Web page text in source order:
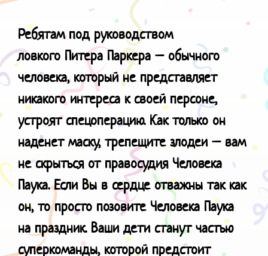
Ребятам под руководством
ловкого Питера Паркера – обычного
человека, который не представляет
никакого интереса к своей персоне,
устроят спецоперацию. Как только он
наденет маску, трепещите злодеи – вам
не скрыться от правосудия Человека
Паука. Если Вы в сердце отважны так как
он, то просто позовите Человека Паука
на праздник. Ваши дети станут частью
суперкоманды, которой предстоит